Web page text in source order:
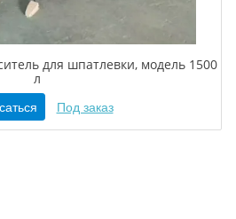
для шпатлевки, модель 1500
л
Под заказ